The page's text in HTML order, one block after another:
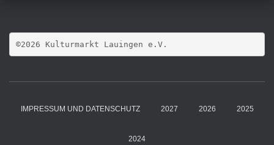
©2026 Kulturmarkt Lauingen e.V.
IMPRESSUM UND DATENSCHUTZ 2027 2026 2025
2024